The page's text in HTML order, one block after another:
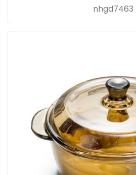
nhgd7463